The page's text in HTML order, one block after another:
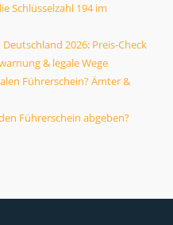
Schlüsselzahl 194 im
2026: Preis-Check
& legale Wege
Führerschein? Ämter &
Führerschein abgeben?